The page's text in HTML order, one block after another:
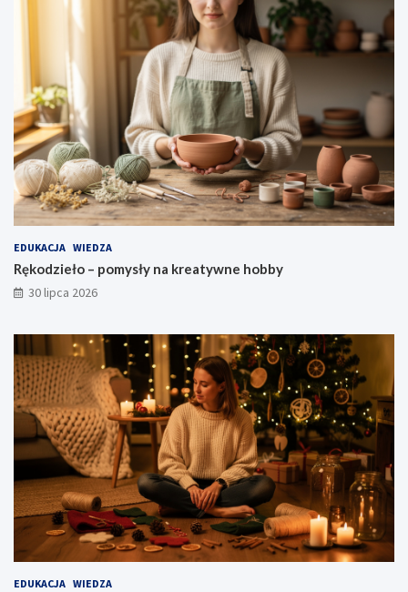
EDUKACJA WIEDZA
Rękodzieło – pomysły na kreatywne hobby
30 lipca 2026
EDUKACJA WIEDZA